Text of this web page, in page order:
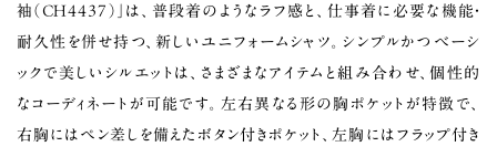
袖（CH4437）」は、普段着のようなラフ感と、仕事着に必要な機能・
耐久性を併せ持つ、新しいユニフォームシャツ。シンプルかつベーシ
ックで美しいシルエットは、さまざまなアイテムと組み合わせ、個性的
なコーディネートが可能です。左右異なる形の胸ポケットが特徴で、
右胸にはペン差しを備えたボタン付きポケット、左胸にはフラップ付き